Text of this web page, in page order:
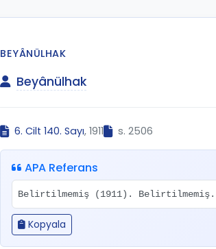
BEYÂNÜLHAK
Beyânülhak
6. Cilt 140. Sayı, 1911 s. 2506
APA Referans
Belirtilmemiş (1911). Belirtilmemiş.
Kopyala